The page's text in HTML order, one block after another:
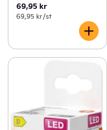
69,95 kr
69,95 kr /st